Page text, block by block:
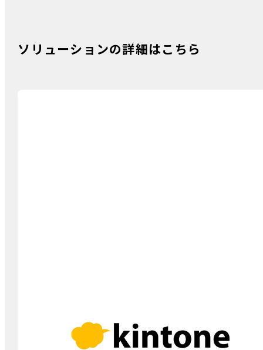
ソリューションの詳細はこちら
提供する「kintone」（キントーン）という業務改善プ
ラットフォームのサービスが業務改革において注